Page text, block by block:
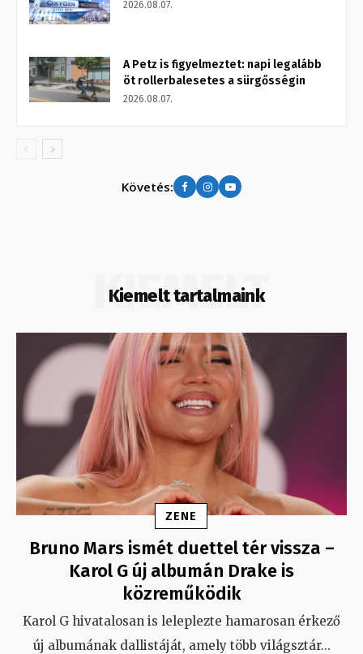
2026.08.07.
A Petz is figyelmeztet: napi legalább
öt rollerbalesetes a sürgősségin
2026.08.07.
Követés:
Kiemelt tartalmaink
KIEMELT
ZENE
Bruno Mars ismét duettel tér vissza –
Karol G új albumán Drake is
közreműködik
Karol G hivatalosan is leleplezte hamarosan érkező
új albumának dallistáját, amely több világsztár...